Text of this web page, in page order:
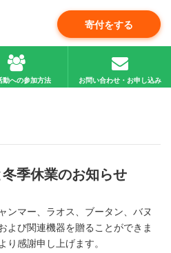
寄付をする
動への参加方法 お問い合わせ・お申し込み
季休業のお知らせ
ンマー、ラオス、ブータン、バヌ
よび関連機器を贈ることができま
り感謝申し上げます。